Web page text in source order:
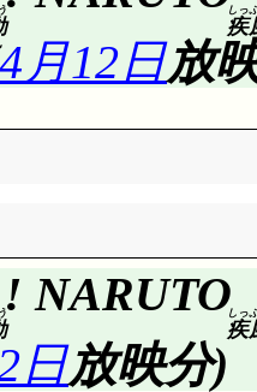
「畑の土
対決と
なの始
輩のファ
負け犬や
符憑依
ちゃ～ん
なタコさ
疾
しっ
4月12日放
回比:
画失敗
! NARUTO
疾
しっ
日放映分)